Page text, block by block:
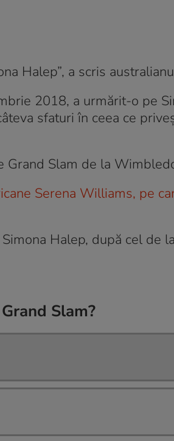
Halep”, a scris
2018, a urmărit-o pe
sfaturi în ceea ce
Grand Slam de la
Serena Williams, pe
Halep, după cel de
Slam?